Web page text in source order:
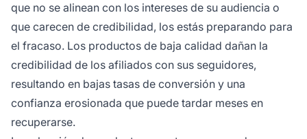
que no se alinean con los intereses de su audiencia o
que carecen de credibilidad, los estás preparando para
el fracaso. Los productos de baja calidad dañan la
credibilidad de los afiliados con sus seguidores,
resultando en bajas tasas de conversión y una
confianza erosionada que puede tardar meses en
recuperarse.